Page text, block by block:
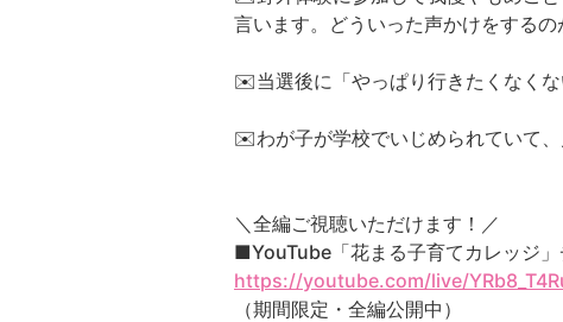
言います。どういった声かけをするの
✉️当選後に「やっぱり行きたくなくな
✉️わが子が学校でいじめられていて、
＼全編ご視聴いただけます！／
■YouTube「花まる子育てカレッジ」
https://youtube.com/live/
（期間限定・全編公開中）